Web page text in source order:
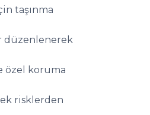
taşınma
düzenlenerek
özel koruma
risklerden